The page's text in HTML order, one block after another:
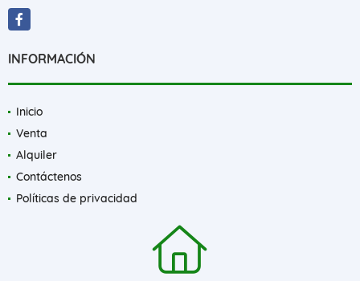
Facebook
INFORMACIÓN
Inicio
Venta
Alquiler
Contáctenos
Políticas de privacidad